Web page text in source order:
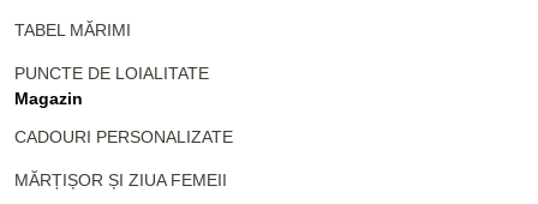
TABEL MĂRIMI
PUNCTE DE LOIALITATE
Magazin
CADOURI PERSONALIZATE
MĂRȚIȘOR ȘI ZIUA FEMEII